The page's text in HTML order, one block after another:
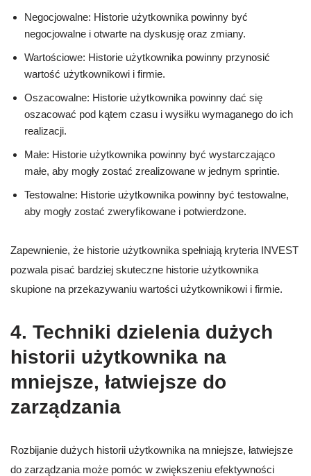
Negocjowalne: Historie użytkownika powinny być
negocjowalne i otwarte na dyskusję oraz zmiany.
Wartościowe: Historie użytkownika powinny przynosić
wartość użytkownikowi i firmie.
Oszacowalne: Historie użytkownika powinny dać się
oszacować pod kątem czasu i wysiłku wymaganego do ich
realizacji.
Małe: Historie użytkownika powinny być wystarczająco
małe, aby mogły zostać zrealizowane w jednym sprintie.
Testowalne: Historie użytkownika powinny być testowalne,
aby mogły zostać zweryfikowane i potwierdzone.
Zapewnienie, że historie użytkownika spełniają kryteria INVEST
pozwala pisać bardziej skuteczne historie użytkownika
skupione na przekazywaniu wartości użytkownikowi i firmie.
4. Techniki dzielenia dużych
historii użytkownika na
mniejsze, łatwiejsze do
zarządzania
Rozbijanie dużych historii użytkownika na mniejsze, łatwiejsze
do zarządzania może pomóc w zwiększeniu efektywności